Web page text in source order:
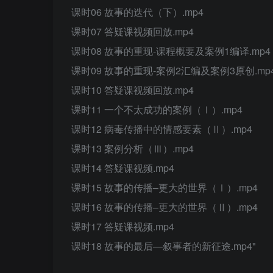
课时06 故事的迭代（下）.mp4
课时07 答疑课视频回放.mp4
课时08 故事的重现-课程概要及案例1编译.mp4
课时09 故事的重现-案例2汇编及案例3原创
课时10 答疑课视频回放.mp4
课时11 一个不太成功的案例（Ⅰ）.mp4
课时12 病毒传播中的情感要素（Ⅱ）.mp4
课时13 案例分析（Ⅲ）.mp4
课时14 答疑课视频.mp4
课时15 故事的传播–更大的世界（Ⅰ）.mp4
课时16 故事的传播–更大的世界（Ⅱ）.mp4
课时17 答疑课视频.mp4
课时18 故事的最后—叙事者的新征途.mp4"